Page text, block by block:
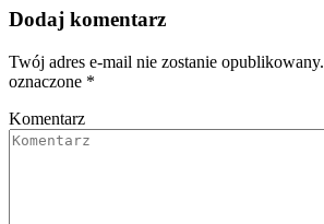
Dodaj komentarz
Twój adres e-mail nie zostanie opublikowany.
oznaczone *
Komentarz